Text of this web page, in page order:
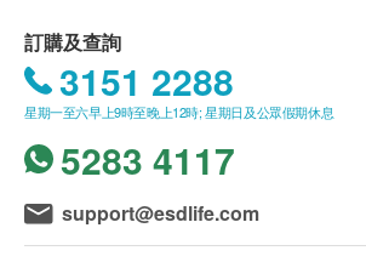
產品規格：
材質：PA鉗體，PA鎖，PA鎖螺
桿，304 SS固定墊圈，2 * 304 SS
產品尺寸：332 x 50 x 55 mm
訂購及查詢
3151 2288
星期一至六早上9時至晚上12時; 星期日及公眾假期休息
5283 4117
support@esdlife.com